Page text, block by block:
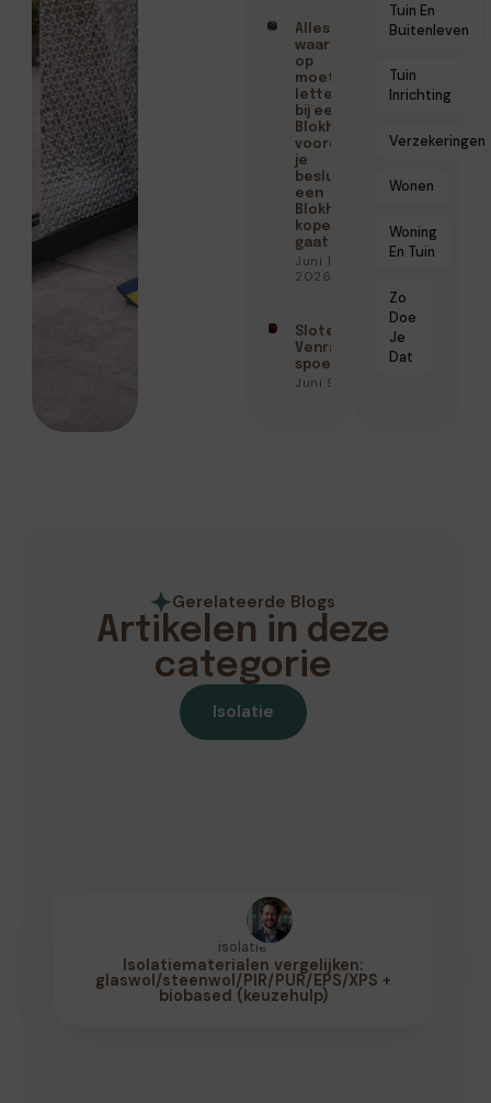
Alles
waar je
op
moet
letten
bij een
Blokhut
voordat
je
besluit
een
Blokhut
kopen
gaat
Juni 15,
2026
Slotenmaker
Venray met
spoedservice
Juni 9, 2026
Tuin En
Buitenleven
Tuin
Inrichting
Verzekeringen
Wonen
Woning
En Tuin
Zo
Doe
Je
Dat
Gerelateerde Blogs
Artikelen in deze
categorie
Isolatie
isolatie
Isolatiematerialen vergelijken:
glaswol/steenwol/PIR/PUR/EPS/XPS +
biobased (keuzehulp)